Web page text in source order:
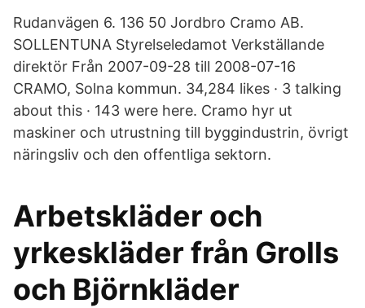
Rudanvägen 6. 136 50 Jordbro Cramo AB.
SOLLENTUNA Styrelseledamot Verkställande
direktör Från 2007-09-28 till 2008-07-16
CRAMO, Solna kommun. 34,284 likes · 3 talking
about this · 143 were here. Cramo hyr ut
maskiner och utrustning till byggindustrin, övrigt
näringsliv och den offentliga sektorn.
Arbetskläder och
yrkeskläder från Grolls
och Björnkläder